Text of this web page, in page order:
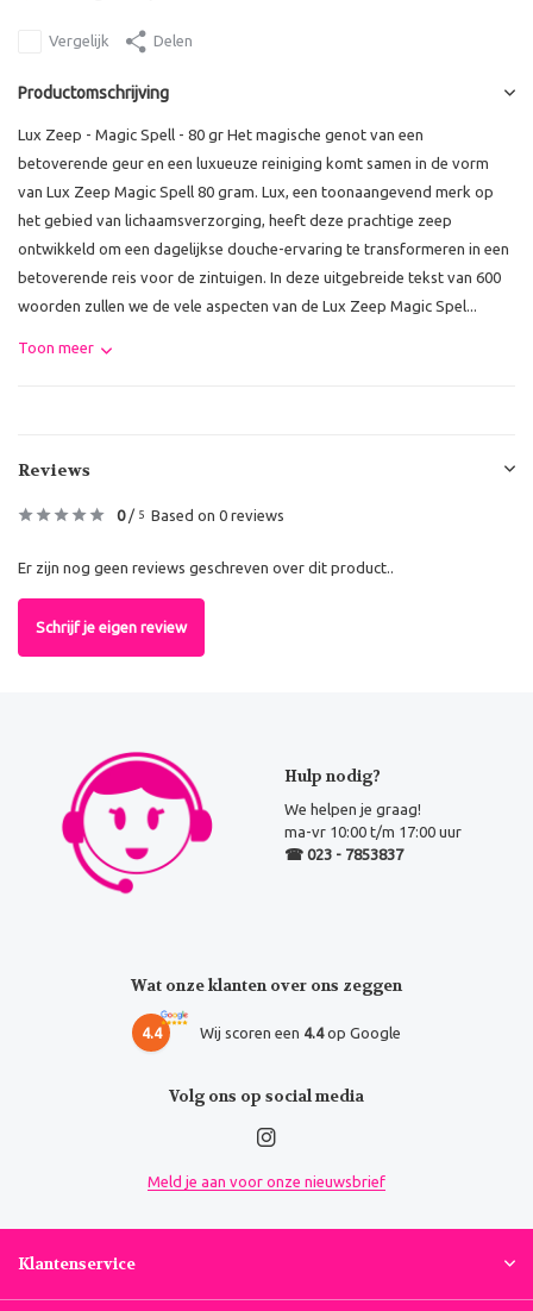
Vergelijk Delen
Productomschrijving
Lux Zeep - Magic Spell - 80 gr Het magische genot van een
betoverende geur en een luxueuze reiniging komt samen in de vorm
van Lux Zeep Magic Spell 80 gram. Lux, een toonaangevend merk op
het gebied van lichaamsverzorging, heeft deze prachtige zeep
ontwikkeld om een dagelijkse douche-ervaring te transformeren in een
betoverende reis voor de zintuigen. In deze uitgebreide tekst van 600
woorden zullen we de vele aspecten van de Lux Zeep Magic Spel...
Toon meer
Reviews
0/ 5 Based on 0 reviews
Er zijn nog geen reviews geschreven over dit product..
Schrijf je eigen review
Hulp nodig?
We helpen je graag!
ma-vr 10:00 t/m 17:00 uur
☎ 023 - 7853837
Wat onze klanten over ons zeggen
4.4 Wij scoren een 4.4op Google
Volg ons op social media
Meld je aan voor onze nieuwsbrief
Klantenservice